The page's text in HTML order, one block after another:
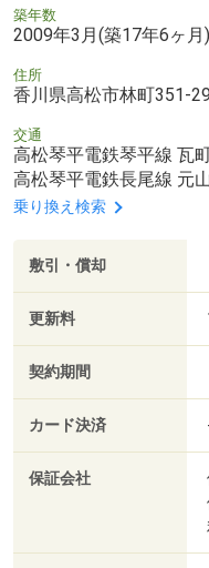
築年数
2009年3月(築17年6ヶ月)
住所
香川県高松市林町351-
交通
高松琴平電鉄琴平線 瓦
高松琴平電鉄長尾線 元
乗り換え検索
敷引・償却
更新料
契約期間
カード決済
保証会社